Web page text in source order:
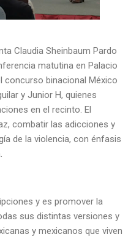
Claudia Sheinbaum Pardo
matutina en Palacio
concurso binacional México
y Junior H, quienes
en el recinto. El
combatir las adicciones y
de la violencia, con énfasis
y es promover la
sus distintas versiones y
y mexicanos que viven